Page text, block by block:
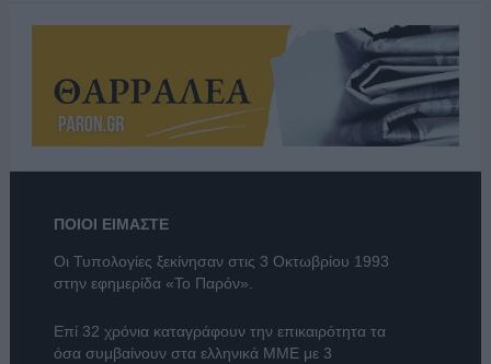
ΠΟΙΟΙ ΕΙΜΑΣΤΕ
Οι Τυπολογίες ξεκίνησαν στις 3 Οκτωβρίου 1993
στην εφημερίδα «Το Παρόν».
Επί 32 χρόνια καταγράφουν την επικαιρότητα τα
όσα συμβαίνουν στα ελληνικά ΜΜΕ με 3